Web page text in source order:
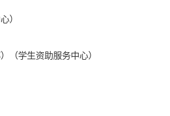
）
（学生资助服务中心）